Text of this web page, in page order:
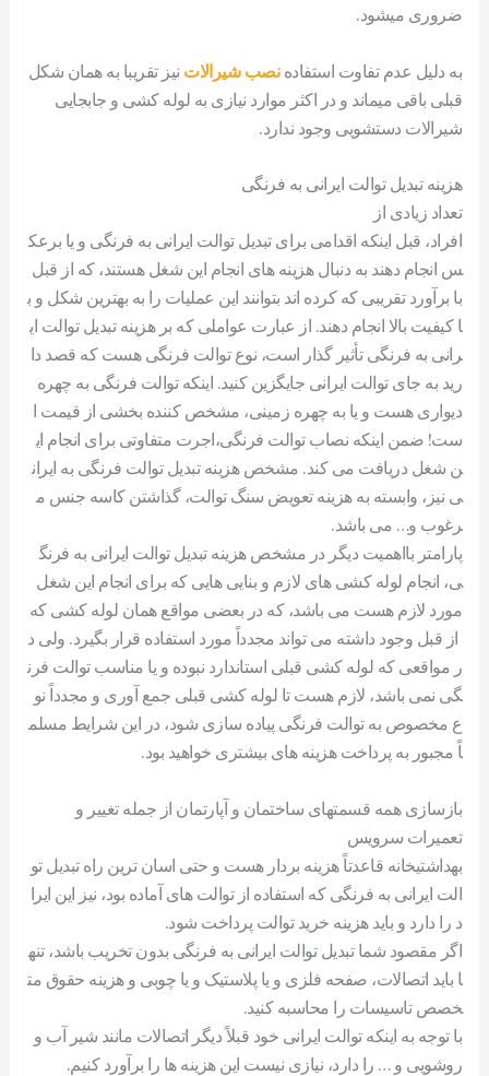
ضروری میشود.
به دلیل عدم تفاوت استفادهنصب شیرالات نیز تقریبا به همان شکل
قبلی باقی میماند و در اکثر موارد نیازی به لوله کشی و جابجایی
شیرالات دستشویی وجود ندارد.
هزینه تبدیل توالت ایرانی به فرنگی
تعداد زیادی از
افراد، قبل اینکه اقدامی برای تبدیل توالت ایرانی به فرنگی و یا برعک
س انجام دهند به دنبال هزینه های انجام این شغل هستند، که از قبل
با برآورد تقریبی که کرده اند بتوانند این عملیات را به بهترین شکل و ب
ا کیفیت بالا انجام دهند. از عبارت عواملی که بر هزینه تبدیل توالت ای
رانی به فرنگی تأثیر گذار است، نوع توالت فرنگی هست که قصد دا
رید به جای توالت ایرانی جایگزین کنید. اینکه توالت فرنگی به چهره
دیواری هست و یا به چهره زمینی، مشخص کننده بخشی از قیمت ا
ست! ضمن اینکه نصاب توالت فرنگی،اجرت متفاوتی برای انجام ای
ن شغل دریافت می کند. مشخص هزینه تبدیل توالت فرنگی به ایران
ی نیز، وابسته به هزینه تعویض سنگ توالت، گذاشتن کاسه جنس م
رغوب و… می باشد.
پارامتر بااهمیت دیگر در مشخص هزینه تبدیل توالت ایرانی به فرنگ
ی، انجام لوله کشی های لازم و بنایی هایی که برای انجام این شغل
مورد لازم هست می باشد، که در بعضی مواقع همان لوله کشی که
از قبل وجود داشته می تواند مجدداً مورد استفاده قرار بگیرد. ولی د
ر مواقعی که لوله کشی قبلی استاندارد نبوده و یا مناسب توالت فرن
گی نمی باشد، لازم هست تا لوله کشی قبلی جمع آوری و مجدداً نو
ع مخصوص به توالت فرنگی پیاده سازی شود، در این شرایط مسلم
اً مجبور به پرداخت هزینه های بیشتری خواهید بود.
بازسازی همه قسمتهای ساختمان و آپارتمان از جمله تغییر و
تعمیرات سرویس
بهداشتیخانه قاعدتاً هزینه بردار هست و حتی اسان ترین راه تبدیل تو
الت ایرانی به فرنگی که استفاده از توالت های آماده بود، نیز این ایرا
د را دارد و باید هزینه خرید توالت پرداخت شود.
اگر مقصود شما تبدیل توالت ایرانی به فرنگی بدون تخریب باشد، تنه
ا باید اتصالات، صفحه فلزی و یا پلاستیک و یا چوبی و هزینه حقوق مت
خصص تاسیسات را محاسبه کنید.
با توجه به اینکه توالت ایرانی خود قبلاً دیگر اتصالات مانند شیر آب و
روشویی و … را دارد، نیازی نیست این هزینه ها را برآورد کنیم.